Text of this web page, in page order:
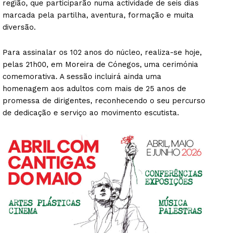
região, que participarão numa actividade de seis dias
marcada pela partilha, aventura, formação e muita
diversão.
Para assinalar os 102 anos do núcleo, realiza-se hoje,
pelas 21h00, em Moreira de Cónegos, uma cerimónia
comemorativa. A sessão incluirá ainda uma
homenagem aos adultos com mais de 25 anos de
promessa de dirigentes, reconhecendo o seu percurso
de dedicação e serviço ao movimento escutista.